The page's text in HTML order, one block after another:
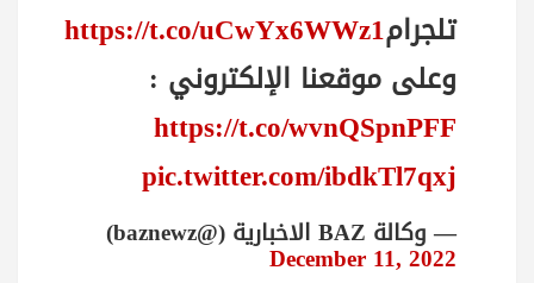
تلجرامhttps://t.co/uCwYx6WWz1
وعلى موقعنا الإلكتروني :
https://t.co/wvnQSpnPFF
pic.twitter.com/ibdkTl7qxj
— وكالة BAZ الاخبارية (@baznewz)
December 11, 2022